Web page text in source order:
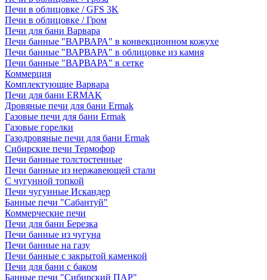
Печи в облицовке / GFS 3K
Печи в облицовке / Гром
Печи для бани Варвара
Печи банные "ВАРВАРА" в конвекционном кожухе
Печи банные "ВАРВАРА" в облицовке из камня
Печи банные "ВАРВАРА" в сетке
Коммерция
Комплектующие Варвара
Печи для бани ERMAK
Дровяные печи для бани Ermak
Газовые печи для бани Ermak
Газовые горелки
Газодровяные печи для бани Ermak
Сибирские печи Термофор
Печи банные толстостенные
Печи банные из нержавеющей стали
С чугунной топкой
Печи чугунные Искандер
Банные печи "Сабантуй"
Коммерческие печи
Печи для бани Березка
Печи банные из чугуна
Печи банные на газу
Печи банные с закрытой каменкой
Печи для бани с баком
Банные печи "Сибирский ПАР"